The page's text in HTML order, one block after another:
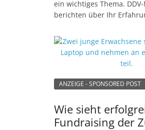
ein wichtiges Thema.
berichten über Ihr
ANZEIGE - SPONSORED POST
Wie sieht
Fundraising der